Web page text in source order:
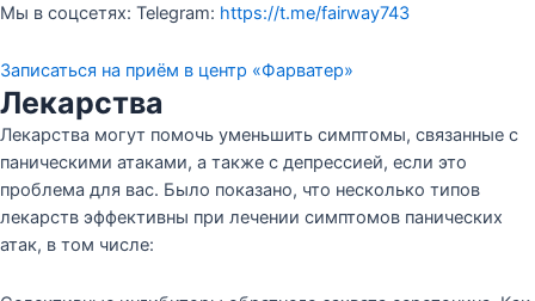
Мы в соцсетях: Telegram: https://t.me/fairway743
Записаться на приём в центр «Фарватер»
Лекарства
Лекарства могут помочь уменьшить симптомы, связанные с
паническими атаками, а также с депрессией, если это
проблема для вас. Было показано, что несколько типов
лекарств эффективны при лечении симптомов панических
атак, в том числе: